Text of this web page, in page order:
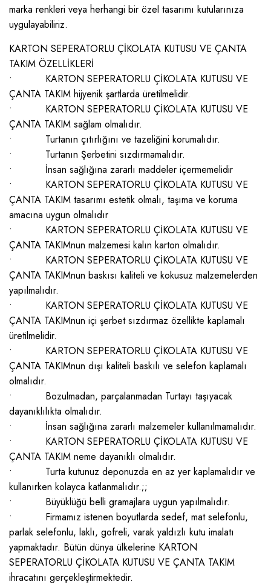
marka renkleri veya herhangi bir özel tasarımı kutularınıza
uygulayabiliriz.
KARTON SEPERATORLU ÇİKOLATA KUTUSU VE ÇANTA
TAKIM ÖZELLİKLERİ
• KARTON SEPERATORLU ÇİKOLATA KUTUSU VE
ÇANTA TAKIM hijyenik şartlarda üretilmelidir.
• KARTON SEPERATORLU ÇİKOLATA KUTUSU VE
ÇANTA TAKIM sağlam olmalıdır.
• Turtanın çıtırlığını ve tazeliğini korumalıdır.
• Turtanın Şerbetini sızdırmamalıdır.
• İnsan sağlığına zararlı maddeler içermemelidir
• KARTON SEPERATORLU ÇİKOLATA KUTUSU VE
ÇANTA TAKIM tasarımı estetik olmalı, taşıma ve koruma
amacına uygun olmalıdır
• KARTON SEPERATORLU ÇİKOLATA KUTUSU VE
ÇANTA TAKIMnun malzemesi kalın karton olmalıdır.
• KARTON SEPERATORLU ÇİKOLATA KUTUSU VE
ÇANTA TAKIMnun baskısı kaliteli ve kokusuz malzemelerden
yapılmalıdır.
• KARTON SEPERATORLU ÇİKOLATA KUTUSU VE
ÇANTA TAKIMnun içi şerbet sızdırmaz özellikte kaplamalı
üretilmelidir.
• KARTON SEPERATORLU ÇİKOLATA KUTUSU VE
ÇANTA TAKIMnun dışı kaliteli baskılı ve selefon kaplamalı
olmalıdır.
• Bozulmadan, parçalanmadan Turtayı taşıyacak
dayanıklılıkta olmalıdır.
• İnsan sağlığına zararlı malzemeler kullanılmamalıdır.
• KARTON SEPERATORLU ÇİKOLATA KUTUSU VE
ÇANTA TAKIM neme dayanıklı olmalıdır.
• Turta kutunuz deponuzda en az yer kaplamalıdır ve
kullanırken kolayca katlanmalıdır.;;
• Büyüklüğü belli gramajlara uygun yapılmalıdır.
• Firmamız istenen boyutlarda sedef, mat selefonlu,
parlak selefonlu, laklı, gofreli, varak yaldızlı kutu imalatı
yapmaktadır. Bütün dünya ülkelerine KARTON
SEPERATORLU ÇİKOLATA KUTUSU VE ÇANTA TAKIM
ihracatını gerçekleştirmektedir.